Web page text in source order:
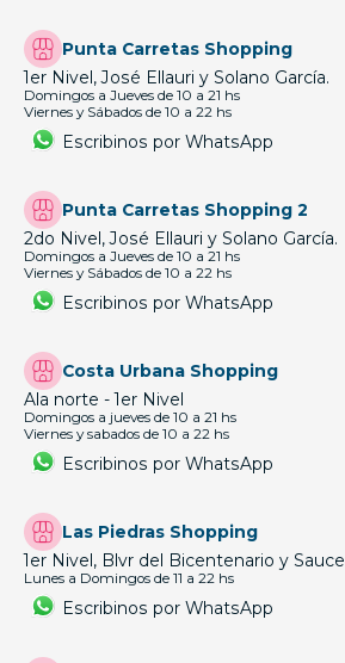
Punta Carretas Shopping
1er Nivel, José Ellauri y Solano García.
Domingos a Jueves de 10 a 21 hs
Viernes y Sábados de 10 a 22 hs
Escribinos por WhatsApp
Punta Carretas Shopping 2
2do Nivel, José Ellauri y Solano García.
Domingos a Jueves de 10 a 21 hs
Viernes y Sábados de 10 a 22 hs
Escribinos por WhatsApp
Costa Urbana Shopping
Ala norte - 1er Nivel
Domingos a jueves de 10 a 21 hs
Viernes y sabados de 10 a 22 hs
Escribinos por WhatsApp
Las Piedras Shopping
1er Nivel, Blvr del Bicentenario y Sauce
Lunes a Domingos de 11 a 22 hs
Escribinos por WhatsApp